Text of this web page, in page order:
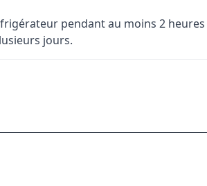
pendant au moins 2
jours.